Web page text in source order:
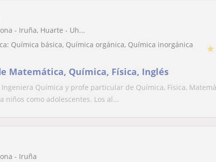
★
- Iruña, Huarte - Uh...
Química básica, Química orgánica, Química inorgánica
Matemática, Química, Física, Inglés
Ingeniera Química y profe particular de Química, Física,
niños como adolescentes. Los al...
- Iruña